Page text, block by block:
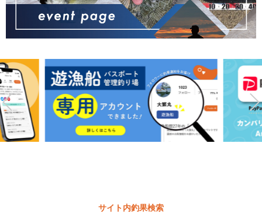
サイト内釣果検索